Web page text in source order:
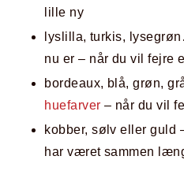
lille ny
lyslilla, turkis,
nu er – når du vil fejre
bordeaux, blå, grøn,
huefarver – når du vil
kobber, sølv eller guld
har været sammen